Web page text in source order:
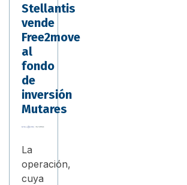
Stellantis
vende
Free2move
al
fondo
de
inversión
Mutares
La
operación,
cuya